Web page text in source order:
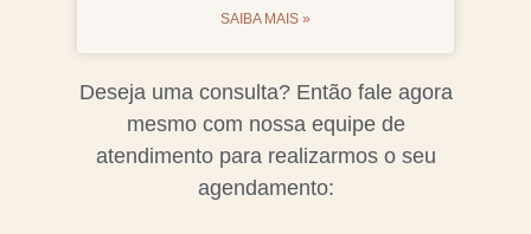
SAIBA MAIS »
Deseja uma consulta? Então fale agora
mesmo com nossa equipe de
atendimento para realizarmos o seu
agendamento: